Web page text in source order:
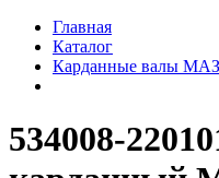
Главная
Каталог
Карданные валы МАЗ
534008-